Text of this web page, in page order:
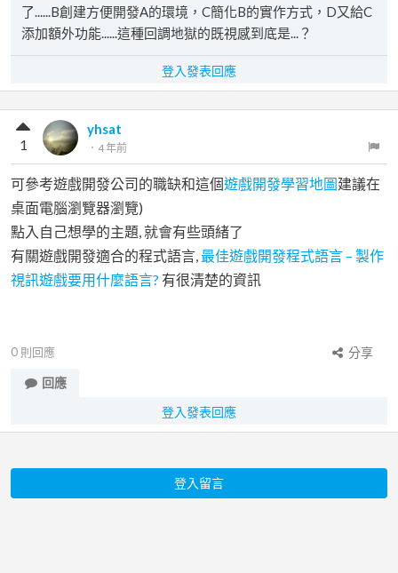
了......B創建方便開發A的環境，C簡化B的實作方式，D又給C
添加額外功能......這種回調地獄的既視感到底是...？
登入發表回應
yhsat
． 4 年前
1
可參考遊戲開發公司的職缺和這個遊戲開發學習地圖建議在
桌面電腦瀏覽器瀏覽)
點入自己想學的主題, 就會有些頭緒了
有關遊戲開發適合的程式語言, 最佳遊戲開發程式語言 – 製作
視訊遊戲要用什麼語言? 有很清楚的資訊
0 則回應
分享
回應
登入發表回應
登入留言